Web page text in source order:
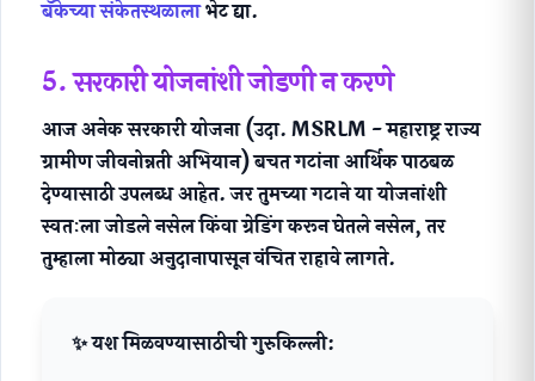
बँकेच्या संकेतस्थळालाभेट द्या.
5. सरकारी योजनांशी जोडणी न करणे
आज अनेक सरकारी योजना (उदा. MSRLM - महाराष्ट्र राज्य
ग्रामीण जीवनोन्नती अभियान) बचत गटांनाआर्थिक पाठबळ
देण्यासाठी उपलब्ध आहेत. जर तुमच्या गटाने या योजनांशी
स्वतःला जोडले नसेल किंवा ग्रेडिंग करून घेतले नसेल, तर
तुम्हाला मोठ्या अनुदानापासून वंचित राहावे लागते.
✨ यश मिळवण्यासाठीची गुरुकिल्ली: